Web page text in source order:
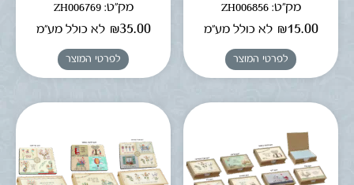
מק"ט: ZH006856
₪15.00 לא כולל מע"מ
לפרטי המוצר
מק"ט: ZH006769
₪35.00 לא כולל מע"מ
לפרטי המוצר